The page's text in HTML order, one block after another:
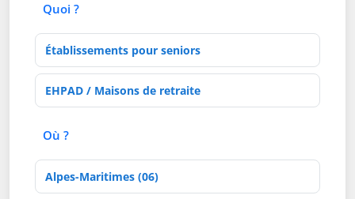
Quoi ?
Type d'établissement
Activités de soins
Où ?
Département